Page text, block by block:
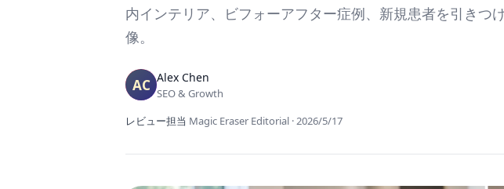
内インテリア、ビフォーアフター症例、新規患者を引きつ
像。
Alex Chen
SEO & Growth
レビュー担当 Magic Eraser Editorial ·2026/5/17